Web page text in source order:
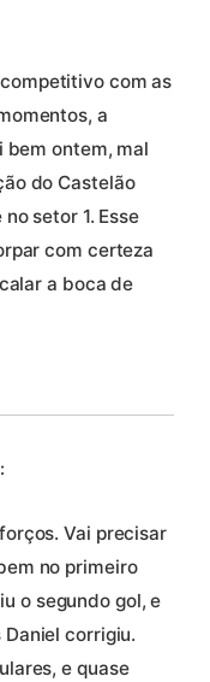
com as
a
bem ontem, mal
do Castelão
setor 1. Esse
com certeza
a boca de
Vai precisar
no primeiro
o segundo gol, e
corrigiu.
e quase